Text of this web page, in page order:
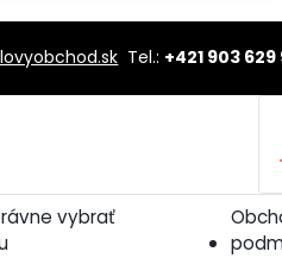
Tel.: +421 903 629
vybrať